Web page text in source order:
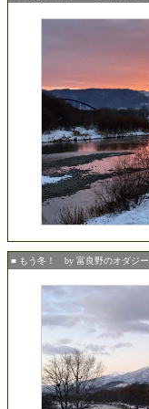
■ もう冬！ by 富良野のオダジー